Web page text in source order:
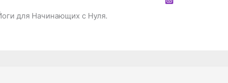
для Начинающих с Нуля.